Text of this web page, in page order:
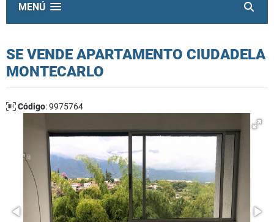
MENÚ
SE VENDE APARTAMENTO CIUDADELA
MONTECARLO
Código: 9975764